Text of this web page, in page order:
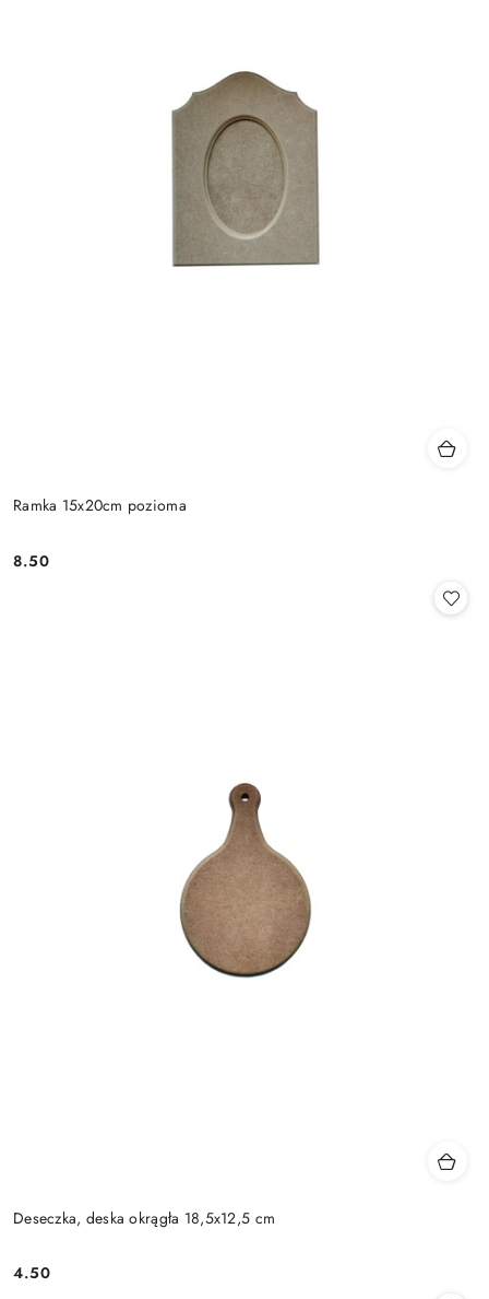
Ramka 15x20cm pozioma
Cena:
8.50
Deseczka, deska okrągła 18,5x12,5 cm
Cena:
4.50